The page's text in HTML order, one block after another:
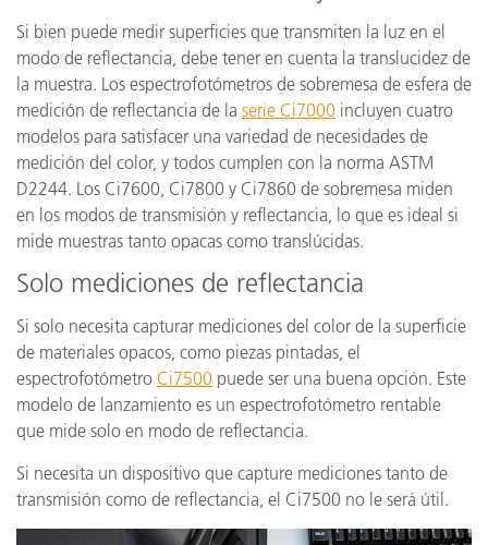
Si bien puede medir superficies que transmiten la luz en el
modo de reflectancia, debe tener en cuenta la translucidez de
la muestra. Los espectrofotómetros de sobremesa de esfera de
medición de reflectancia de la serie Ci7000 incluyen cuatro
modelos para satisfacer una variedad de necesidades de
medición del color, y todos cumplen con la norma ASTM
D2244. Los Ci7600, Ci7800 y Ci7860 de sobremesa miden
en los modos de transmisión y reflectancia, lo que es ideal si
mide muestras tanto opacas como translúcidas.
Solo mediciones de reflectancia
Si solo necesita capturar mediciones del color de la superficie
de materiales opacos, como piezas pintadas, el
espectrofotómetro Ci7500 puede ser una buena opción. Este
modelo de lanzamiento es un espectrofotómetro rentable
que mide solo en modo de reflectancia.
Si necesita un dispositivo que capture mediciones tanto de
transmisión como de reflectancia, el Ci7500 no le será útil.